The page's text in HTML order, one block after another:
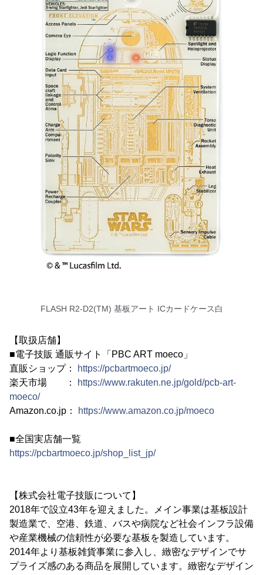
FLASH R2-D2(TM) 基板アート ICカードケース白
【取扱店舗】
■電子技販 通販サイト「PBC ART moeco」
直販ショップ：
https://pcbartmoeco.jp/
楽天市場 ：
https://www.rakuten.ne.jp/gold/pcb-art-
moeco/
Amazon.co.jp：
https://www.amazon.co.jp/moeco
■全国実店舗一覧
https://pcbartmoeco.jp/shop_list_jp/
【株式会社電子技販について】
2018年で設立43年を迎えました。メイン事業は基板設計
製造業で、空港、鉄道、バスや病院など社会インフラ設備
や産業機械の信頼性が必要な基板を製造しています。
2014年より基板雑貨事業に参入し、緻密なデザインでサ
プライズ感のある商品を展開しています。緻密なデザイン